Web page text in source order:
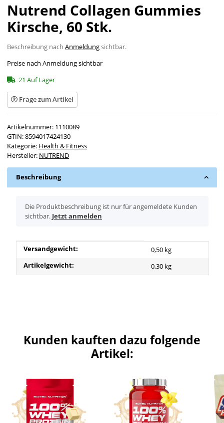
Nutrend Collagen Gummies
Kirsche, 60 Stk.
Beschreibung nach Anmeldungsichtbar.
Preise nach Anmeldung sichtbar
21 Auf Lager
Frage zum Artikel
Artikelnummer: 1110089
GTIN:8594017424130
Kategorie: Health & Fitness
Hersteller: NUTREND
Beschreibung
x
Die Produktbeschreibung ist nur für angemeldete Kunden
sichtbar. Jetzt anmelden
Produkteigenschaft
Wert
Versandgewicht:
0,50 kg
Artikelgewicht:
0,30 kg
Kunden kauften dazu folgende
Artikel: